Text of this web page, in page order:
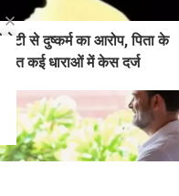
बेटी से दुष्कर्म का आरोप, पिता के
कई धाराओं में केस दर्ज